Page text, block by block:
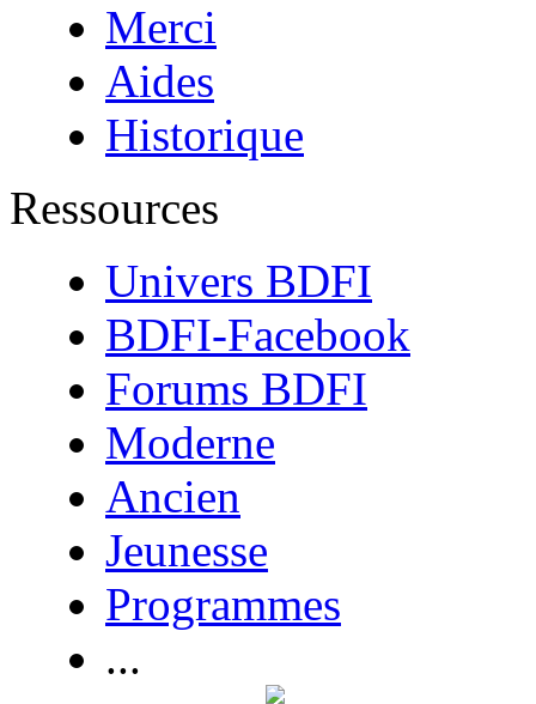
Merci
Aides
Historique
Ressources
Univers BDFI
BDFI-Facebook
Forums BDFI
Moderne
Ancien
Jeunesse
Programmes
...